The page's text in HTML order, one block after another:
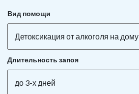
Вид помощи
Детоксикация от алкоголя на дому
Длительность запоя
до 3-х дней